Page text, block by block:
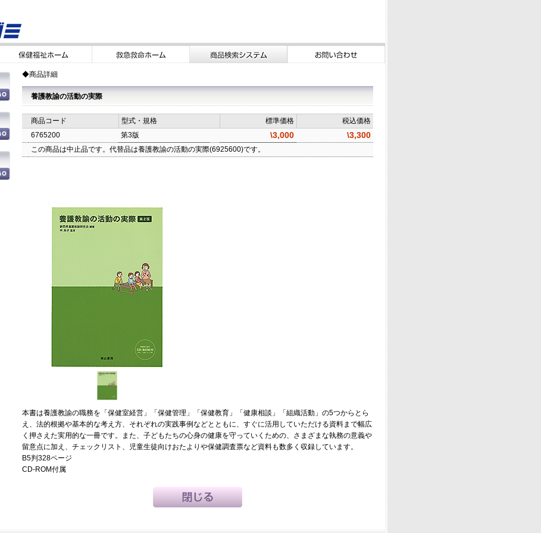
◆商品詳細
養護教諭の活動の実際
商品コード 型式・規格 標準価格
税込価格
6765200
第3版 \3,000 \3,300
この商品は中止品です。代替品は養護教諭の活動の実際(6925600)です。
本書は養護教諭の職務を「保健室経営」「保健管理」「保健教育」「健康相談」「組織活動」の5つからとら
え、法的根拠や基本的な考え方、それぞれの実践事例などとともに、すぐに活用していただける資料まで幅広
く押さえた実用的な一冊です。また、子どもたちの心身の健康を守っていくための、さまざまな執務の意義や
留意点に加え、チェックリスト、児童生徒向けおたよりや保健調査票など資料も数多く収録しています。
B5判328ページ
CD-ROM付属